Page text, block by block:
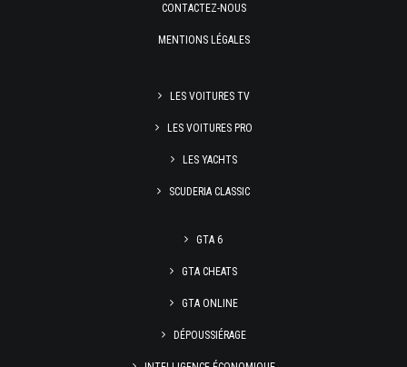
CONTACTEZ-NOUS
MENTIONS LÉGALES
LES VOITURES TV
LES VOITURES PRO
LES YACHTS
SCUDERIA CLASSIC
GTA 6
GTA CHEATS
GTA ONLINE
DÉPOUSSIÉRAGE